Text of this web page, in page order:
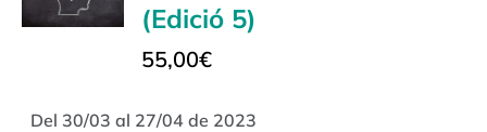
(Edició 5)
55,00€
Del 30/03 al 27/04 de 2023